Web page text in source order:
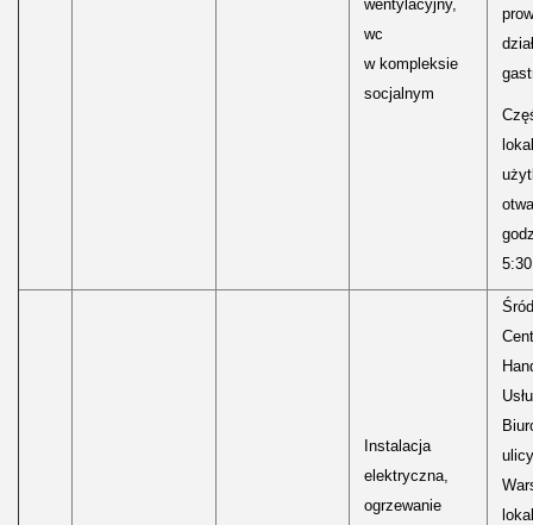
wentylacyjny,
wc
w kompleksie
socjalnym
Instalacja
elektryczna,
ogrzewanie
ulicy